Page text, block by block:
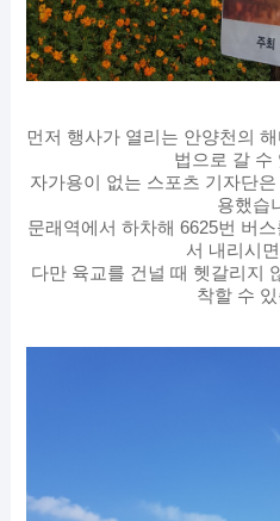
먼저 행사가 열리는 안양천의
법으로 갈 수
자가용이 없는 스포츠 기자단
용했습
문래역에서 하차해 6625번 버
서 내리시
다만 육교를 건널 때 헷갈리지
착할 수